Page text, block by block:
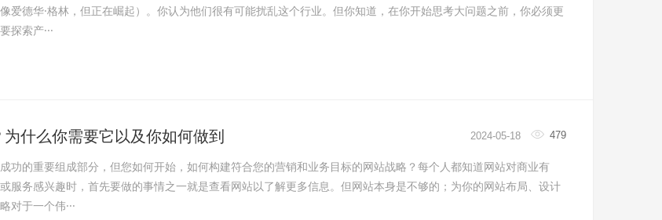
爱德华·格林，但正在崛起）。你认为他们很有可能扰乱这个行业。但你知道，在你开始思考大问题之前，你必须更
探索产···
什么你需要它以及你如何做到
功的重要组成部分，但您如何开始，如何构建符合您的营销和业务目标的网站战略？每个人都知道网站对商业有
服务感兴趣时，首先要做的事情之一就是查看网站以了解更多信息。但网站本身是不够的；为你的网站布局、设计
对于一个伟···
2024-05-18 479